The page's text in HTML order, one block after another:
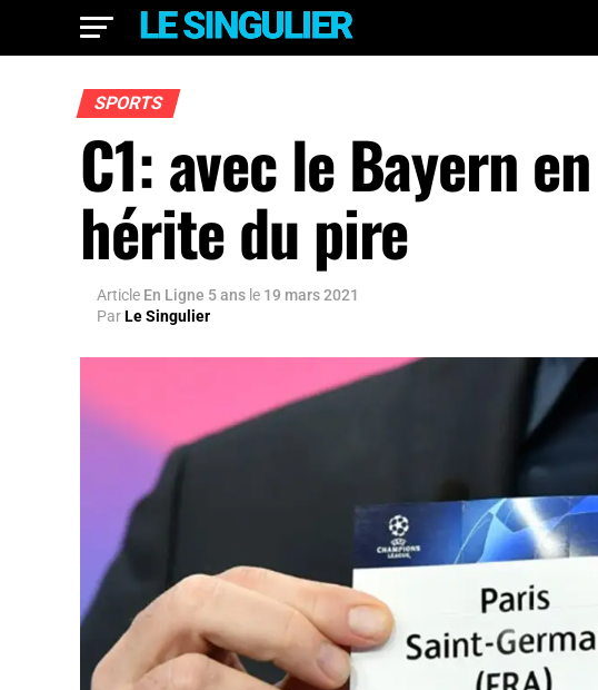
SPORTS
C1: avec le Bayern
hérite du pire
Article En Ligne 5 ans le 19 mars 2021
ParLe Singulier